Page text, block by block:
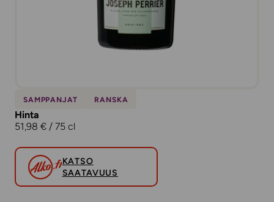
SAMPPANJAT RANSKA
Hinta
51,98 € / 75 cl
KATSO
SAATAVUUS